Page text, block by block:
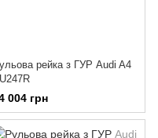
рейка з ГУР Audi A4
004 грн